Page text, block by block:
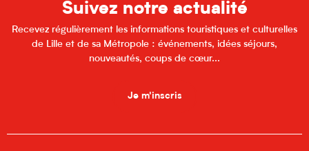
Suivez notre actualité
Recevez régulièrement les informations touristiques et culturelles
de Lille et de sa Métropole : événements, idées séjours,
nouveautés, coups de cœur...
Je m'inscris